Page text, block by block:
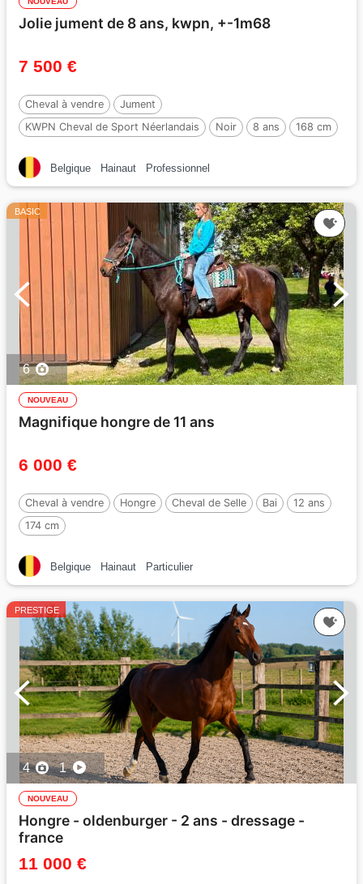
Jolie jument de 8 ans, kwpn, +-1m68
7 500 €
Cheval à vendre
Jument
KWPN Cheval de Sport Néerlandais
Noir 8 ans 168 cm
Belgique Hainaut Professionnel
BASIC
6
NOUVEAU
Magnifique hongre de 11 ans
6 000 €
Cheval à vendre Hongre Cheval de Selle Bai
12 ans
174 cm
Belgique Hainaut Particulier
PRESTIGE
4 1
NOUVEAU
Hongre - oldenburger - 2 ans - dressage -
france
11 000 €